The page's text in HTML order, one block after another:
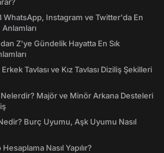
WhatsApp, Instagram ve Twitter'da En
Z'ye Gündelik Hayatta En Sık
Tavlası ve Kız Tavlası Diziliş Şekilleri
Nelerdir? Majör ve Minör Arkana Desteleri
Burç Uyumu, Aşk Uyumu Nasıl
Nasıl Yapılır?